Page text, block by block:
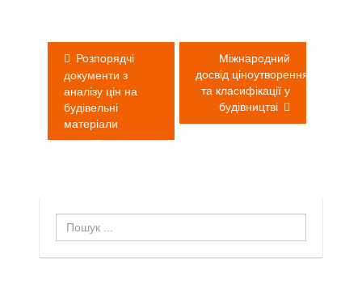
Розпорядчі
документи з
аналізу цін на
будівельні
матеріали
Міжнародний
досвід ціноутворення
та класифікації у
будівництві
Пошук
...